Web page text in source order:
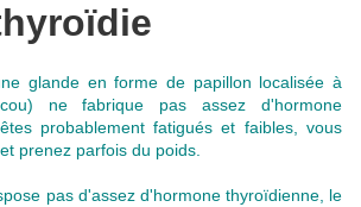
glande en forme de papillon localisée à
ne fabrique pas assez d'hormone
probablement fatigués et faibles, vous
prenez parfois du poids.
pas d'assez d'hormone thyroïdienne, le